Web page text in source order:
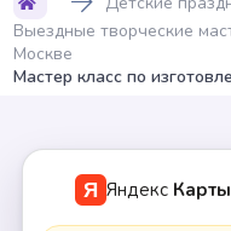
Выездные творческие
Москве
Мастер класс по
Я Яндекс Карты